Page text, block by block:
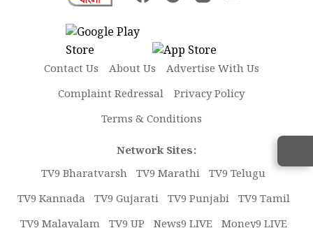
Contact Us About Us
Advertise With Us
Complaint Redressal
Privacy Policy
Terms & Conditions
Network Sites:
TV9 Bharatvarsh TV9 Marathi TV9 Telugu
TV9 Kannada TV9 Gujarati TV9 Punjabi TV9 Tamil
TV9 Malayalam TV9 UP News9 LIVE Money9 LIVE